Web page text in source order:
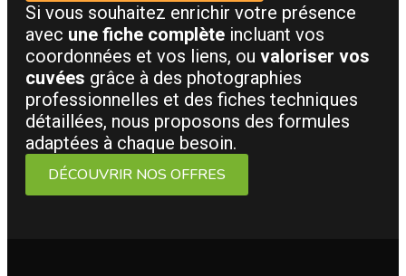
Si vous souhaitez enrichir votre présence
avec une fiche complète incluant vos
coordonnées et vos liens, ou valoriser vos
cuvées grâce à des photographies
professionnelles et des fiches techniques
détaillées, nous proposons des formules
adaptées à chaque besoin.
DÉCOUVRIR NOS OFFRES